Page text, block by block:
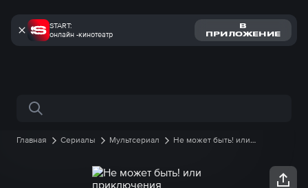
START:
онлайн -кинотеатр
В
ПРИЛОЖЕНИЕ
Поиск по сайту
Главная Сериалы Мультсериал
Не может быть! или